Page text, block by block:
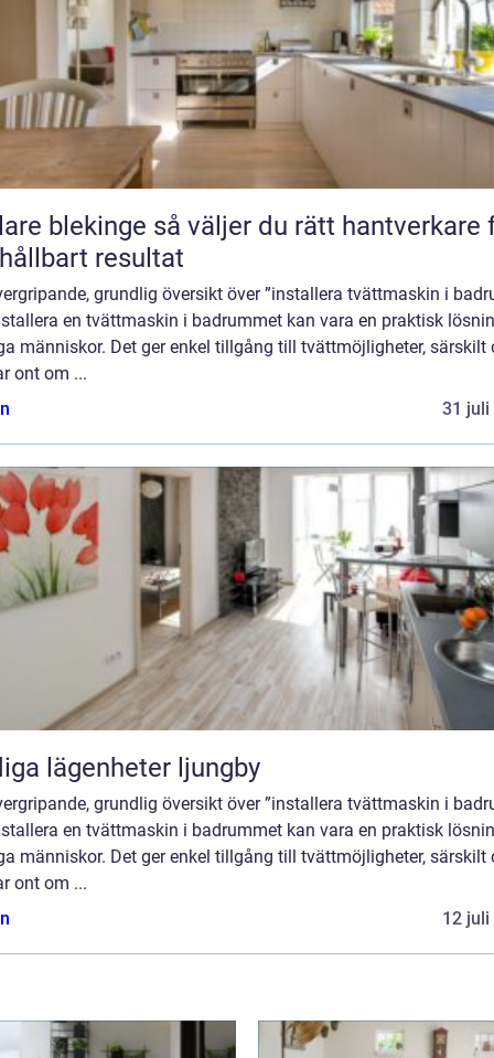
så väljer du rätt hantverkare för
resultat
grundlig översikt över ”installera tvättmaskin i
en tvättmaskin i badrummet kan vara en praktisk
människor. Det ger enkel tillgång till tvättmöjligheter, särskilt
ont om ...
31 juli
lägenheter ljungby
grundlig översikt över ”installera tvättmaskin i
en tvättmaskin i badrummet kan vara en praktisk
människor. Det ger enkel tillgång till tvättmöjligheter, särskilt
ont om ...
12 juli